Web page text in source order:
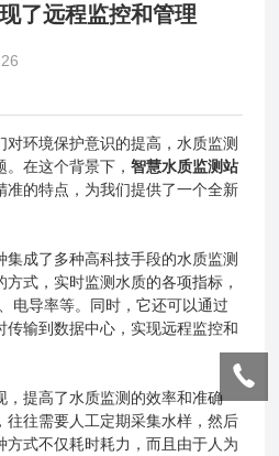
了远程监控和管理
环境保护意识的提高，水质监测
。在这个背景下，智慧水质监测站
准的特点，为我们提供了一个全新
成了多种高科技手段的水质监测
式，实时监测水质的各项指标，
电导率等。同时，它还可以通过
传输到数据中心，实现远程监控和
提高了水质监测的效率和准确
往往需要人工定期采集水样，然后
方式不仅耗时耗力，而且由于人为